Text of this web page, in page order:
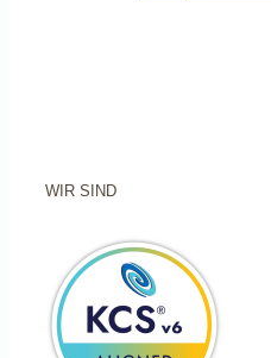
WIR SIND